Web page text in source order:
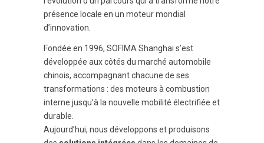
présence locale en un moteur mondial
d’innovation.
Fondée en 1996, SOFIMA Shanghai s’est
développée aux côtés du marché automobile
chinois, accompagnant chacune de ses
transformations : des moteurs à combustion
interne jusqu’à la nouvelle mobilité électrifiée et
durable.
Aujourd’hui, nous développons et produisons